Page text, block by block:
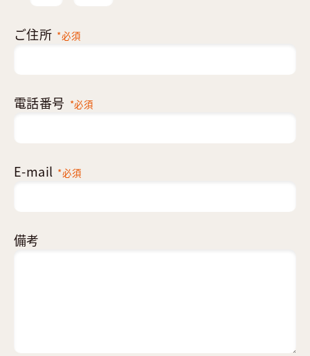
ご住所 *必須
電話番号 *必須
E-mail *必須
備考